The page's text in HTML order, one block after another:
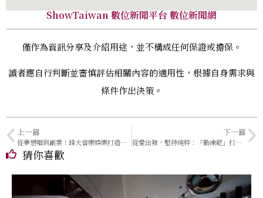
ShowTaiwan 數位新聞平台 數位新聞網
僅作為資訊分享及介紹用途，並不構成任何保證或擔保。
讀者應自行判斷並審慎評估相關內容的適用性，根據自身需求與
條件作出決策。
上一篇
從夢想唱到創業！鋒大音樂娛樂打造桃園音樂人的專屬舞台
下一篇
從愛出發，堅持純粹：「動凍乾」打造寵物零食新標準
猜你喜歡